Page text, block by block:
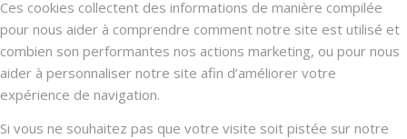
Ces cookies collectent des informations de manière compilée
pour nous aider à comprendre comment notre site est utilisé et
combien son performantes nos actions marketing, ou pour nous
aider à personnaliser notre site afin d’améliorer votre
expérience de navigation.
Si vous ne souhaitez pas que votre visite soit pistée sur notre